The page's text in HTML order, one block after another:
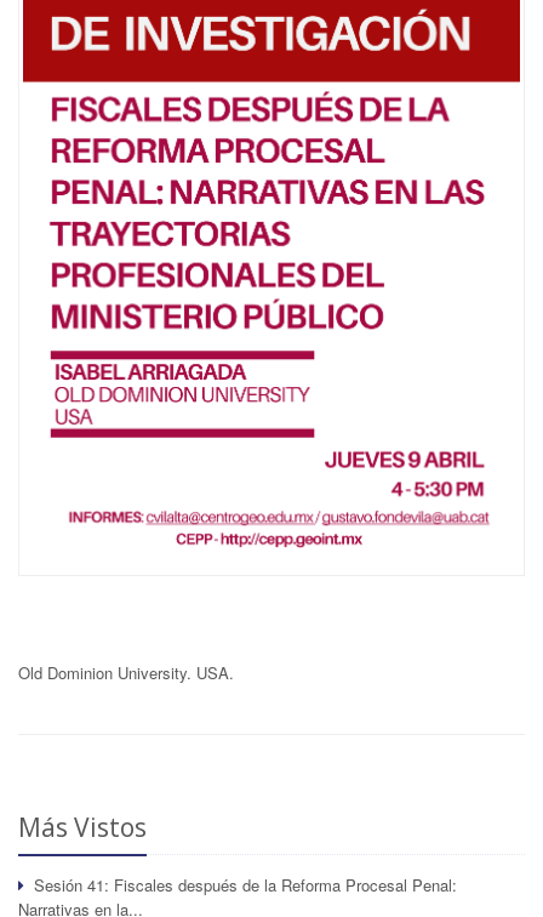
Old Dominion University. USA.
Más Vistos
Sesión 41: Fiscales después de la Reforma Procesal Penal:
Narrativas en la...